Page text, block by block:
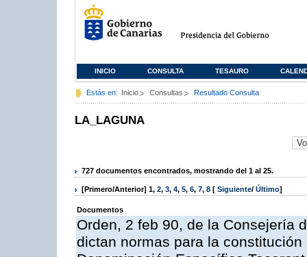
INICIO CONSULTA TESAURO
Estás en: Inicio Consultas Resultado Consulta
LA_LAGUNA
727 documentos encontrados, mostrando del 1 al 25.
[Primero/Anterior] 1, 2, 3, 4, 5, 6, 7, 8 [ Siguiente/ Último]
Documentos
Orden, 2 feb 90, de la Consejería
dictan normas para la